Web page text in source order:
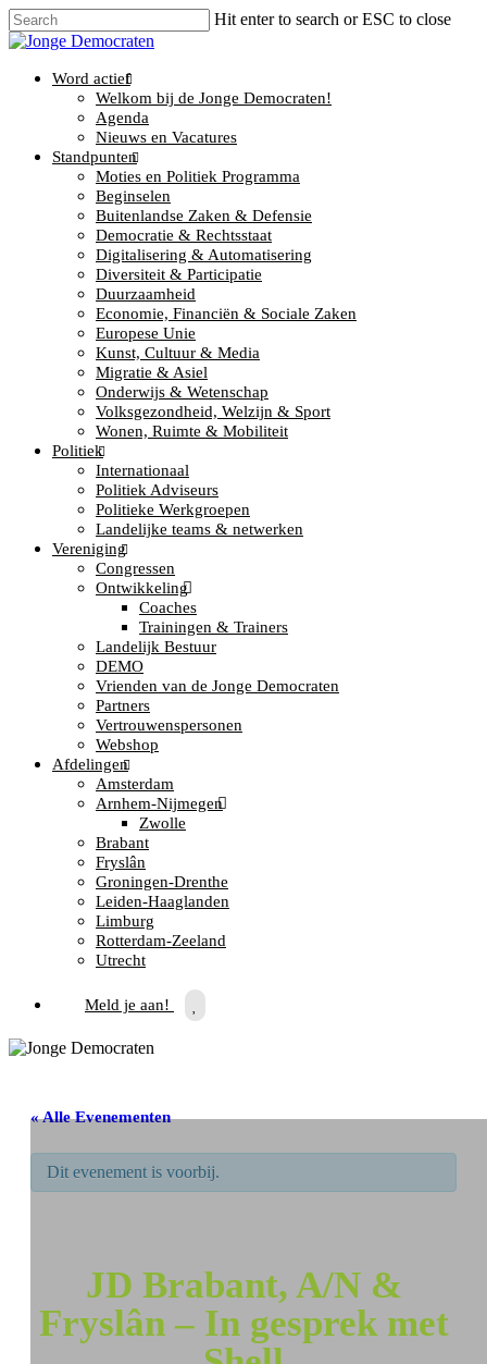
Hit enter to search or ESC to close
Word actief
Welkom bij de Jonge Democraten!
Agenda
Nieuws en Vacatures
Standpunten
Moties en Politiek Programma
Beginselen
Buitenlandse Zaken & Defensie
Democratie & Rechtsstaat
Digitalisering & Automatisering
Diversiteit & Participatie
Duurzaamheid
Economie, Financiën & Sociale Zaken
Europese Unie
Kunst, Cultuur & Media
Migratie & Asiel
Onderwijs & Wetenschap
Volksgezondheid, Welzijn & Sport
Wonen, Ruimte & Mobiliteit
Politiek
Internationaal
Politiek Adviseurs
Politieke Werkgroepen
Landelijke teams & netwerken
Vereniging
Congressen
Ontwikkeling
Coaches
Trainingen & Trainers
Landelijk Bestuur
DEMO
Vrienden van de Jonge Democraten
Partners
Vertrouwenspersonen
Webshop
Afdelingen
Amsterdam
Arnhem-Nijmegen
Zwolle
Brabant
Fryslân
Groningen-Drenthe
Leiden-Haaglanden
Limburg
Rotterdam-Zeeland
Utrecht
Meld je aan!
« Alle Evenementen
Dit evenement is voorbij.
JD Brabant, A/N &
Fryslân – In gesprek met